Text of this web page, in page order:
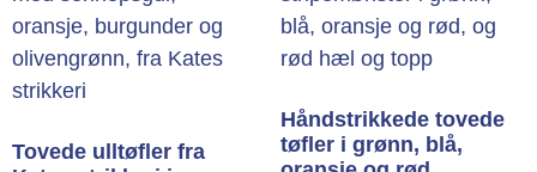
Tovede ulltøfler fra
Håndstrikkede tovede
tøfler i grønn, blå,